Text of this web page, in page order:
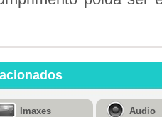
Imaxes Audio